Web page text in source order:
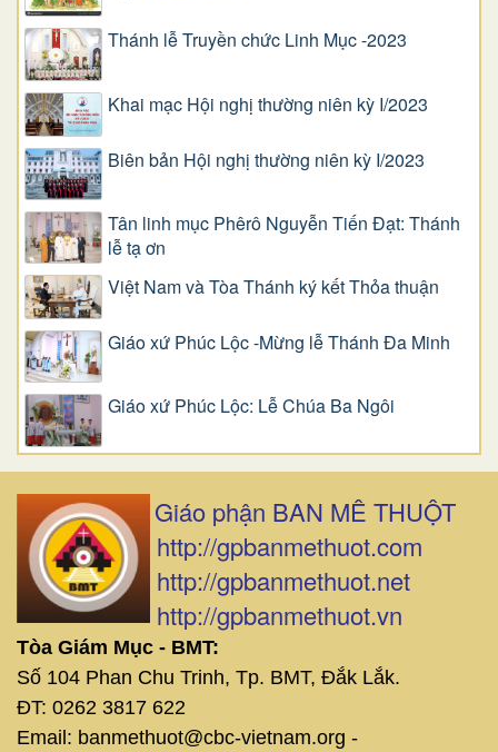
Thánh lễ Truyền chức Linh Mục -2023
Khai mạc Hội nghị thường niên kỳ I/2023
Biên bản Hội nghị thường niên kỳ I/2023
Tân linh mục Phêrô Nguyễn Tiến Đạt: Thánh
lễ tạ ơn
Việt Nam và Tòa Thánh ký kết Thỏa thuận
Giáo xứ Phúc Lộc -Mừng lễ Thánh Đa Minh
Giáo xứ Phúc Lộc: Lễ Chúa Ba Ngôi
Giáo phận BAN MÊ THUỘT
http://gpbanmethuot.com
http://gpbanmethuot.net
http://gpbanmethuot.vn
Tòa Giám Mục - BMT:
Số 104 Phan Chu Trinh, Tp. BMT, Đắk Lắk.
ĐT: 0262 3817 622
Email: banmethuot@cbc-vietnam.org -